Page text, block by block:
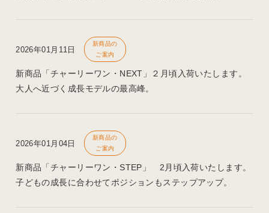
2026年01月11日
新商品の
ご案内
新商品「チャーリーワン・NEXT」２月頃入荷いたします。
大人へ近づく成長モデルの最高峰。
2026年01月04日
新商品の
ご案内
新商品「チャーリーワン・STEP」 2月頃入荷いたします。
子どもの成長に合わせてポジションもステップアップ。